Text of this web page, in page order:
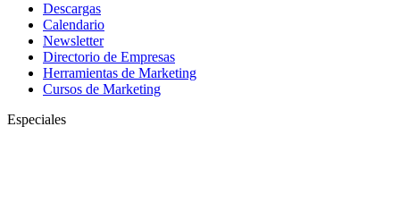
Descargas
Calendario
Newsletter
Directorio de Empresas
Herramientas de Marketing
Cursos de Marketing
Especiales